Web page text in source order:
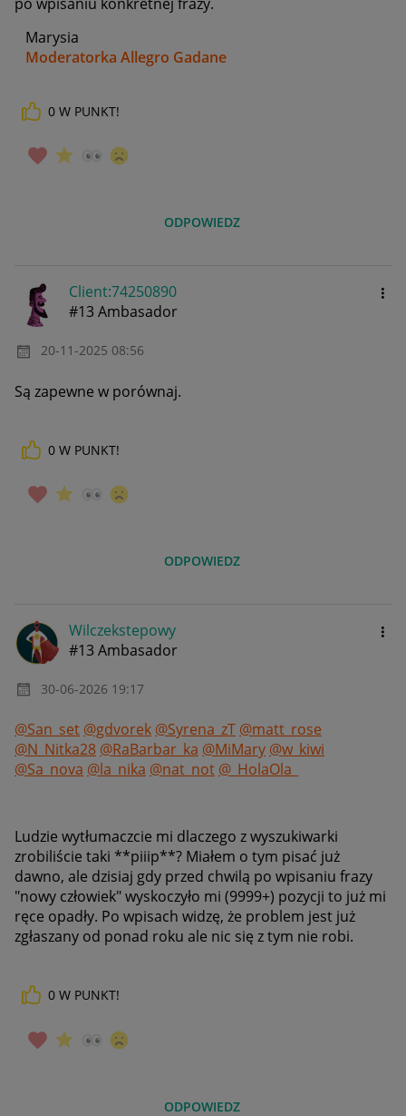
Marysia
Moderatorka Allegro Gadane
0 W PUNKT!
ODPOWIEDZ
Client:74250890
#13 Ambasador
‎20-11-2025 08:56
Są zapewne w porównaj.
0 W PUNKT!
ODPOWIEDZ
Wilczekstepowy
#13 Ambasador
‎30-06-2026 19:17
@San_set @gdvorek @Syrena_zT @matt_rose
@N_Nitka28 @RaBarbar_ka @MiMary @w_kiwi
@Sa_nova @la_nika @nat_not @_HolaOla_
Ludzie wytłumaczcie mi dlaczego z wyszukiwarki
zrobiliście taki **piiip**? Miałem o tym pisać już
dawno, ale dzisiaj gdy przed chwilą po wpisaniu frazy
"nowy człowiek" wyskoczyło mi (9999+) pozycji to już mi
ręce opadły. Po wpisach widzę, że problem jest już
zgłaszany od ponad roku ale nic się z tym nie robi.
0 W PUNKT!
ODPOWIEDZ